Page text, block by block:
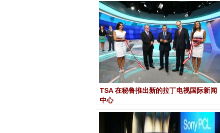
TSA 在秘鲁推出新的拉丁电视国际新闻
中心